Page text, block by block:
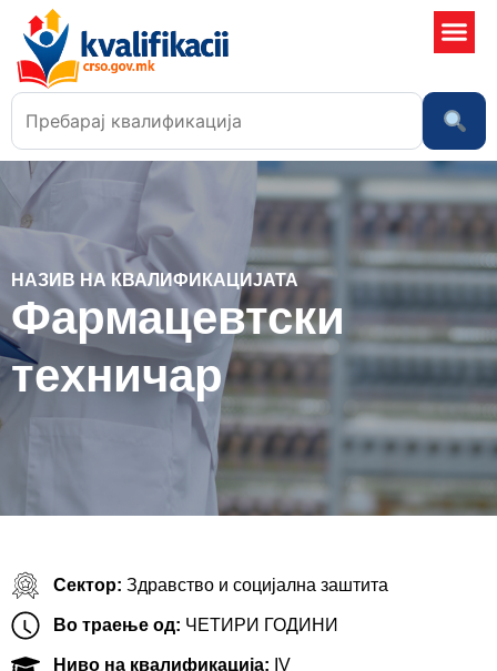
НАЗИВ НА КВАЛИФИКАЦИЈАТА
Фармацевтски
тeхничар
Сектор: Здравство и социјална заштита
Во траење од: ЧЕТИРИ ГОДИНИ
Ниво на квалификација: IV